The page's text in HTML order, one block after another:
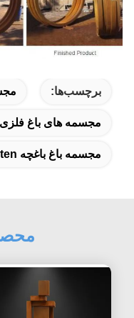
برچسب‌ها:
مجسمه های باغ فلزی
مجسمه باغ باغچه Corten